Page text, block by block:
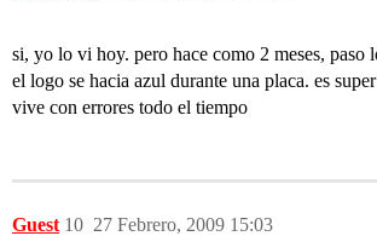
si, yo lo vi hoy. pero hace como 2 meses, paso
el logo se hacia azul durante una placa. es
vive con errores todo el tiempo
Guest 27 Febrero, 2009 15:03
10